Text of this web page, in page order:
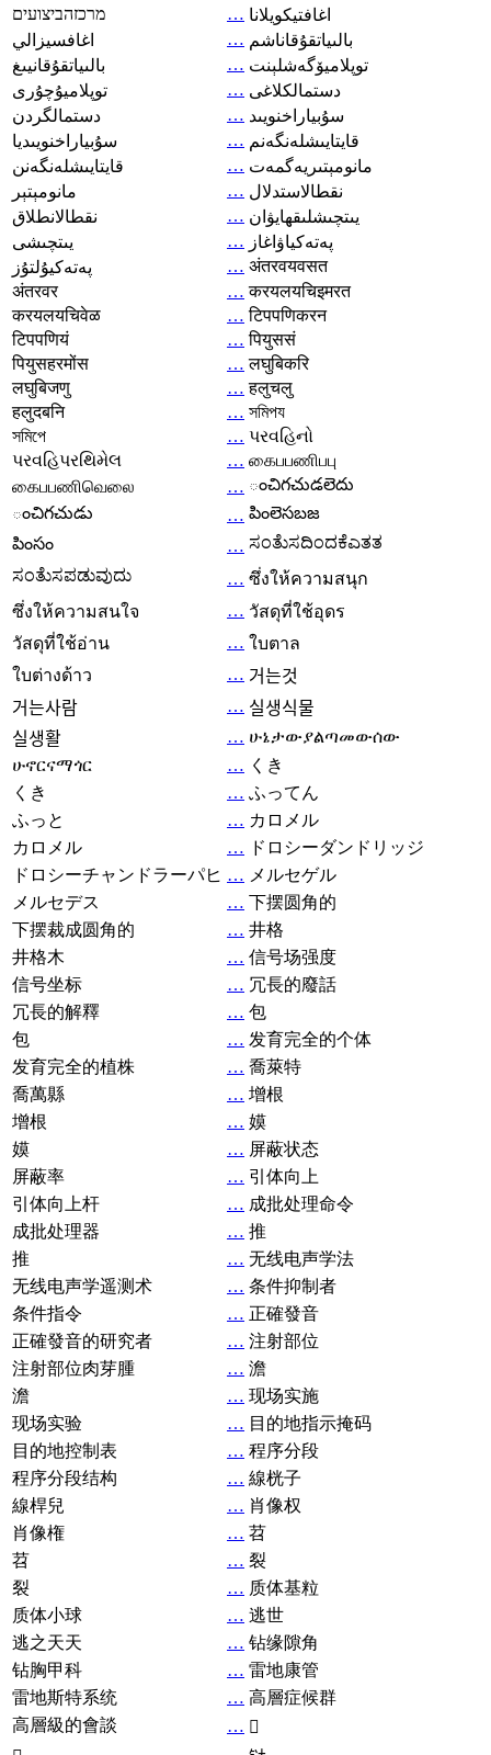
מרכזהביצועים
… اغافتيكويلانا
اغافسيزالي
… بالىياتقۇقاناشم
بالىياتقۇقانيىغ
… توپلاميۆگەشلېنت
توپلاميۇچۇرى
… دستمالکلاغی
دستمالگردن
… سۇبياراخنويىد
سۇبياراخنويىديا
… قايتايىشلەنگەنم
قايتايىشلەنگەنن
… مانومېتىريەگمەت
مانومېتېر
… نقطالاستدلال
نقطالانطلاق
… يىتچىشلىقھايۋان
يىتچىشى
… پەتەكياۋاغاز
پەتەكيۇلتۇز
… अंतरवयवसत
अंतरवर
… करयलयचिइमरत
करयलयचिवेळ
… टिपपणिकरन
टिपपणियं
… पियुससं
पियुसहरमोंस
… लघुबिकरि
लघुबिजणु
… हलुचलु
हलुदबनि
… সমিপয
সমিপে
… પરવહિનો
પરવહિપરથિમેલ
… கைபபணிபபு
கைபபணிவெலை
… ంచిగచుడలెదు
ంచిగచుడు
… పింలెసబజ
పింసం
… ಸಂತೆುಸದಿಂದಕೆಎತತ
ಸಂತೆುಸಪಡುವುದು
… ซึ่งให้ความสนุก
ซึ่งให้ความสนใจ
… วัสดุที่ใช้อุดร
วัสดุที่ใช้อ่าน
… ใบตาล
ใบต่างด้าว
… 거는것
거는사람
… 실생식물
실생활
… ሁኔታውያልጣመውሰው
ሁኖርናማጎር
… くき
くき
… ふってん
ふっと
… カロメル
カロメル
… ドロシーダンドリッジ
ドロシーチャンドラーパヒ … メルセゲル
メルセデス
… 下摆圆角的
下摆裁成圆角的
… 井格
井格木
… 信号场强度
信号坐标
… 冗長的廢話
冗長的解釋
… 包
包
… 发育完全的个体
发育完全的植株
… 喬萊特
喬萬縣
… 增根
增根
… 嫫
嫫
… 屏蔽状态
屏蔽率
… 引体向上
引体向上杆
… 成批处理命令
成批处理器
… 推
推
… 无线电声学法
无线电声学遥测术
… 条件抑制者
条件指令
… 正確發音
正確發音的研究者
… 注射部位
注射部位肉芽腫
… 澹
澹
… 现场实施
现场实验
… 目的地指示掩码
目的地控制表
… 程序分段
程序分段结构
… 線桄子
線桿兒
… 肖像权
肖像権
… 苕
苕
… 裂
裂
… 质体基粒
质体小球
… 逃世
逃之天天
… 钻缘隙角
钻胸甲科
… 雷地康管
雷地斯特系统
… 高層症候群
高層級的會談
… 𧘞